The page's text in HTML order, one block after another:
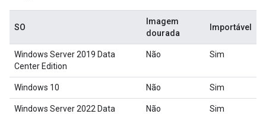
SO
Imagem
dourada
Importável
Windows Server 2019 Data
Center Edition
Não Sim
Windows 10 Não Sim
Windows Server 2022 Data
Não Sim